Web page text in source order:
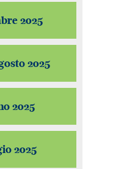
2025
2025
2025
2025